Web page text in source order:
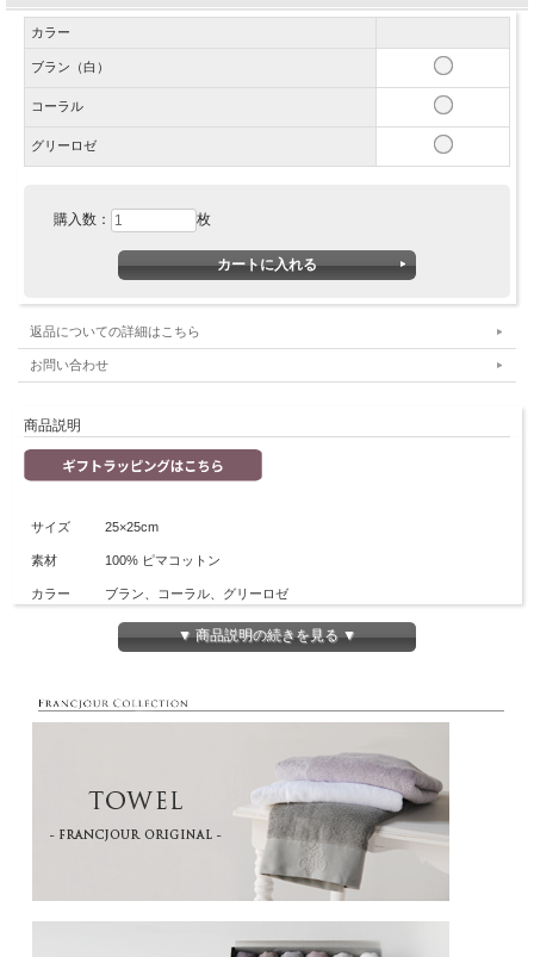
カラー
ブラン（白）
コーラル
グリーロゼ
購入数： 枚
返品についての詳細はこちら
お問い合わせ
商品説明
サイズ 25×25cm
素材 100% ピマコットン
カラー ブラン、コーラル、グリーロゼ
今治
アメリカ南西部で生産されるスーピマ綿は、しなやかで柔らかく、独特の光沢が美
撮影時の光加減により、画像と実物の色が異なる場合がございます。予めご了承下
▼ 商品説明の続きを見る ▼